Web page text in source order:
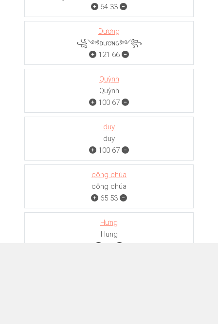
64 33
Dương
꧁༺ᴅươɴԍ༻꧂
121 66
Quỳnh
Quỳnh
100 67
duy
duy
100 67
công chúa
công chúa
65 53
Hưng
Hung